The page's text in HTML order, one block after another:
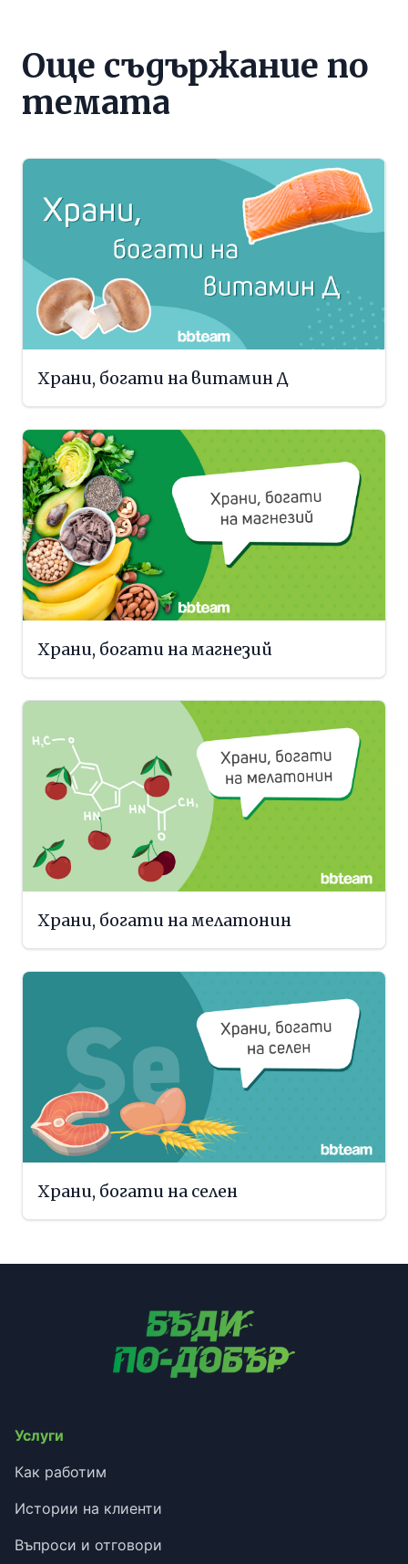
Още съдържание по
темата
Храни, богати на витамин Д
Храни, богати на магнезий
Храни, богати на мелатонин
Храни, богати на селен
Услуги
Как работим
Истории на клиенти
Въпроси и отговори